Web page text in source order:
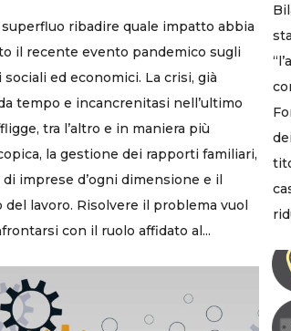
superfluo ribadire quale impatto abbia
il recente evento pandemico sugli
ed economici. La crisi, già
tempo e incancrenitasi nell’ultimo
tra l’altro e in maniera più
la gestione dei rapporti familiari,
di imprese d’ogni dimensione e il
del lavoro. Risolvere il problema vuol
con il ruolo affidato al...